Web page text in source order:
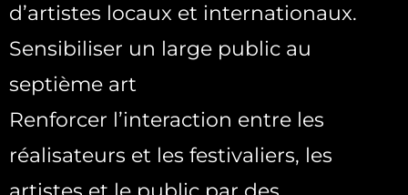
d’artistes locaux et internationaux.
Sensibiliser un large public au
septième art
Renforcer l’interaction entre les
réalisateurs et les festivaliers, les